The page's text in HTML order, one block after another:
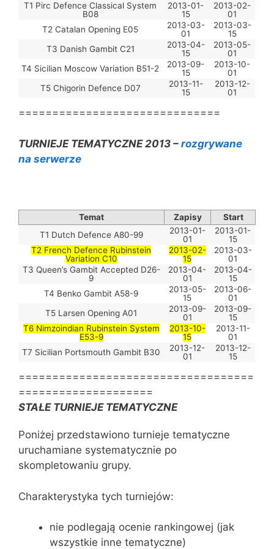
T1 Pirc Defence Classical System
B08
2013-01-
15
2013-02-
01
T2 Catalan Opening E05
2013-03-
01
2013-03-
15
T3 Danish Gambit C21
2013-04-
15
2013-05-
01
T4 Sicilian Moscow Variation B51-2
2013-09-
15
2013-10-
01
T5 Chigorin Defence D07
2013-11-
15
2013-12-
01
==============================
TURNIEJE TEMATYCZNE 2013 – rozgrywane
na serwerze
Temat Zapisy
Start
T1 Dutch Defence A80-99
2013-01-
01
2013-01-
15
T2 French Defence Rubinstein
Variation C10
2013-02-
15
2013-03-
01
T3 Queen’s Gambit Accepted D26-
9
2013-04-
01
2013-04-
15
T4 Benko Gambit A58-9
2013-05-
15
2013-06-
01
T5 Larsen Opening A01
2013-09-
01
2013-09-
15
T6 Nimzoindian Rubinstein System
E53-9
2013-10-
15
2013-11-
01
T7 Sicilian Portsmouth Gambit B30
2013-12-
01
2013-12-
15
===================================
====================
STAŁE TURNIEJE TEMATYCZNE
Poniżej przedstawiono turnieje tematyczne
uruchamiane systematycznie po
skompletowaniu grupy.
Charakterystyka tych turniejów:
nie podlegają ocenie rankingowej (jak
wszystkie inne tematyczne)